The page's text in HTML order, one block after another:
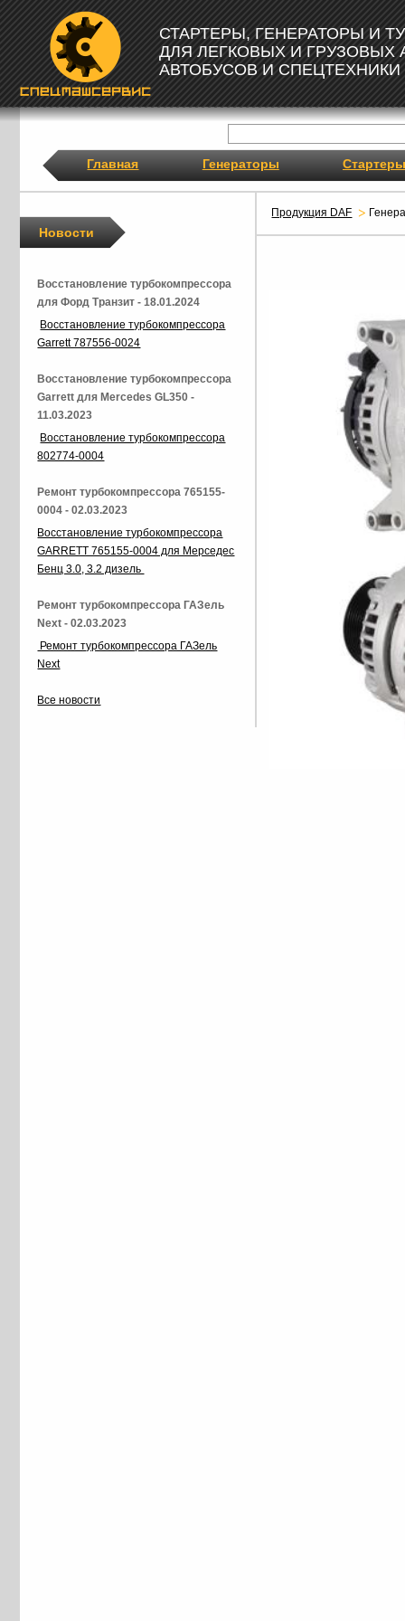
СТАРТЕРЫ, ГЕНЕРАТОРЫ И
ДЛЯ ЛЕГКОВЫХ И ГРУЗОВЫХ
АВТОБУСОВ И СПЕЦТЕХНИКИ
Главная Генераторы Стартеры
Продукция DAF
Новости
Восстановление турбокомпрессора
для Форд Транзит - 18.01.2024
Восстановление турбокомпрессора
Garrett 787556-0024
Восстановление турбокомпрессора
Garrett для Mercedes GL350 -
11.03.2023
Восстановление турбокомпрессора
802774-0004
Ремонт турбокомпрессора 765155-
0004 - 02.03.2023
Восстановление турбокомпрессора
GARRETT 765155-0004 для Мерседес
Бенц 3.0, 3.2 дизель
Ремонт турбокомпрессора ГАЗель
Next - 02.03.2023
Ремонт турбокомпрессора ГАЗель
Next
Все новости